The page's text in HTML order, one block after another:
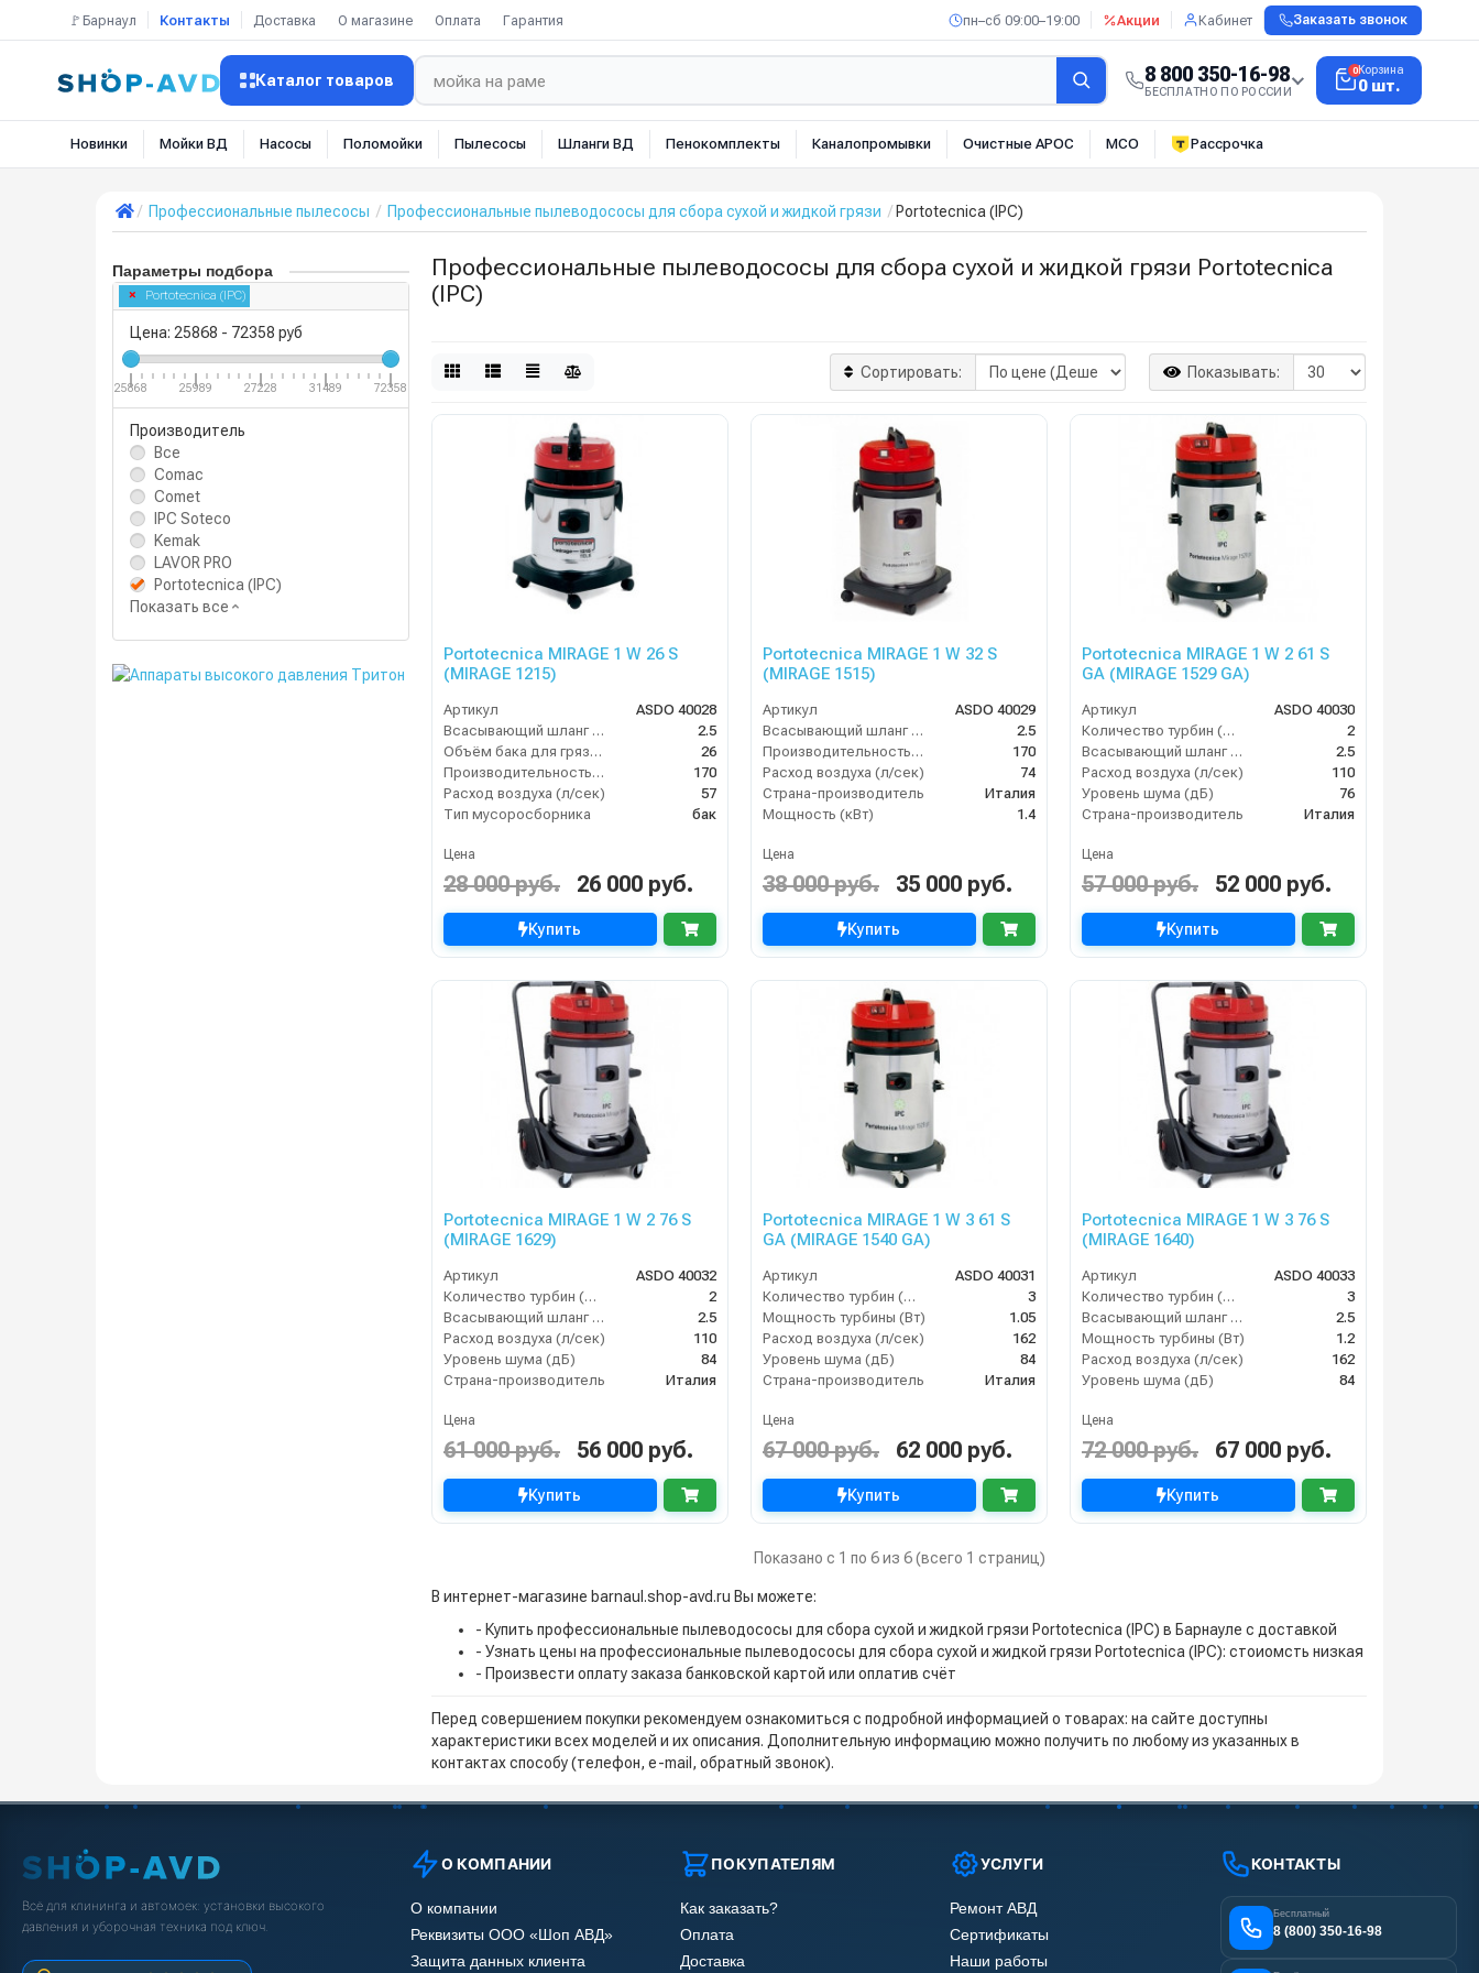
🚩Барнаул Контакты Доставка О магазине Оплата Гарантия пн–сб 09:00–19:00 Акции Кабинет Заказать звонок
Каталог товаров 8 800 350-16-98
БЕСПЛАТНО ПО РОССИИ
0Корзина
0 шт.
Новинки Мойки ВД Насосы Поломойки Пылесосы Шланги ВД Пенокомплекты Каналопромывки Очистные АРОС МСО Рассрочка
Профессиональные пылесосы Профессиональные пылеводососы для сбора сухой и жидкой грязи Portotecnica (IPC)
Параметры подбора
Portotecnica (IPC)
Цена: 25868 - 72358 руб
25868 25989 27228 31489 72358
Производитель
Все
Comac
Comet
IPC Soteco
Kemak
LAVOR PRO
Portotecnica (IPC)
Показать все
Профессиональные пылеводососы для сбора сухой и жидкой грязи Portotecnica
(IPC)
Сортировать: Показывать:
Portotecnica MIRAGE 1 W 26 S
(MIRAGE 1215)
Артикул
ASDO 40028
Всасывающий шланг (м)
2.5
Объём бака для грязи (л)
26
Производительность (м3/час)
170
Расход воздуха (л/сек)
57
Тип мусоросборника
бак
Цена
28 000 руб. 26 000 руб.
Купить
Portotecnica MIRAGE 1 W 32 S
(MIRAGE 1515)
Артикул
ASDO 40029
Всасывающий шланг (м)
2.5
Производительность (м3/час)
170
Расход воздуха (л/сек)
74
Страна-производитель
Италия
Мощность (кВт)
1.4
Цена
38 000 руб. 35 000 руб.
Купить
Portotecnica MIRAGE 1 W 2 61 S
GA (MIRAGE 1529 GA)
Артикул
ASDO 40030
Количество турбин (шт)
2
Всасывающий шланг (м)
2.5
Расход воздуха (л/сек)
110
Уровень шума (дБ)
76
Страна-производитель
Италия
Цена
57 000 руб. 52 000 руб.
Купить
Portotecnica MIRAGE 1 W 2 76 S
(MIRAGE 1629)
Артикул
ASDO 40032
Количество турбин (шт)
2
Всасывающий шланг (м)
2.5
Расход воздуха (л/сек)
110
Уровень шума (дБ)
84
Страна-производитель
Италия
Цена
61 000 руб. 56 000 руб.
Купить
Portotecnica MIRAGE 1 W 3 61 S
GA (MIRAGE 1540 GA)
Артикул
ASDO 40031
Количество турбин (шт)
3
Мощность турбины (Вт)
1.05
Расход воздуха (л/сек)
162
Уровень шума (дБ)
84
Страна-производитель
Италия
Цена
67 000 руб. 62 000 руб.
Купить
Portotecnica MIRAGE 1 W 3 76 S
(MIRAGE 1640)
Артикул
ASDO 40033
Количество турбин (шт)
3
Всасывающий шланг (м)
2.5
Мощность турбины (Вт)
1.2
Расход воздуха (л/сек)
162
Уровень шума (дБ)
84
Цена
72 000 руб. 67 000 руб.
Купить
Показано с 1 по 6 из 6 (всего 1 страниц)
В интернет-магазине barnaul.shop-avd.ru Вы можете:
- Купить профессиональные пылеводососы для сбора сухой и жидкой грязи Portotecnica (IPC) в Барнауле с доставкой
- Узнать цены на профессиональные пылеводососы для сбора сухой и жидкой грязи Portotecnica (IPC): стоиомсть низкая
- Произвести оплату заказа банковской картой или оплатив счёт
Перед совершением покупки рекомендуем ознакомиться с подробной информацией о товарах: на сайте доступны
характеристики всех моделей и их описания. Дополнительную информацию можно получить по любому из указанных в
контактах способу (телефон, e-mail, обратный звонок).
Всё для клининга и автомоек: установки высокого
давления и уборочная техника под ключ.
О КОМПАНИИ
О компании
Реквизиты ООО «Шоп АВД»
Защита данных клиента
ПОКУПАТЕЛЯМ
Как заказать?
Оплата
Доставка
УСЛУГИ
Ремонт АВД
Сертификаты
Наши работы
КОНТАКТЫ
Бесплатный
8 (800) 350-16-98